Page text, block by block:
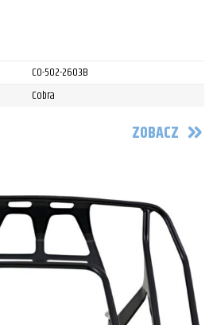
CO-502-2603B
Cobra
ZOBACZ